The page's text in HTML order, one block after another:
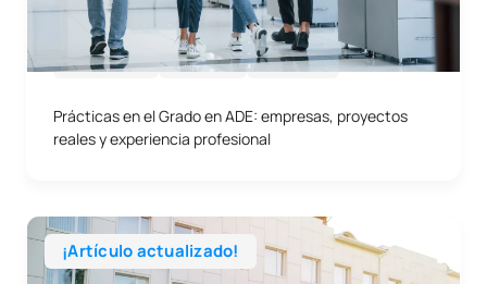
28/05/2026 Empresa Prácticas
Prácticas en el Grado en ADE: empresas, proyectos
reales y experiencia profesional
¡Artículo actualizado!